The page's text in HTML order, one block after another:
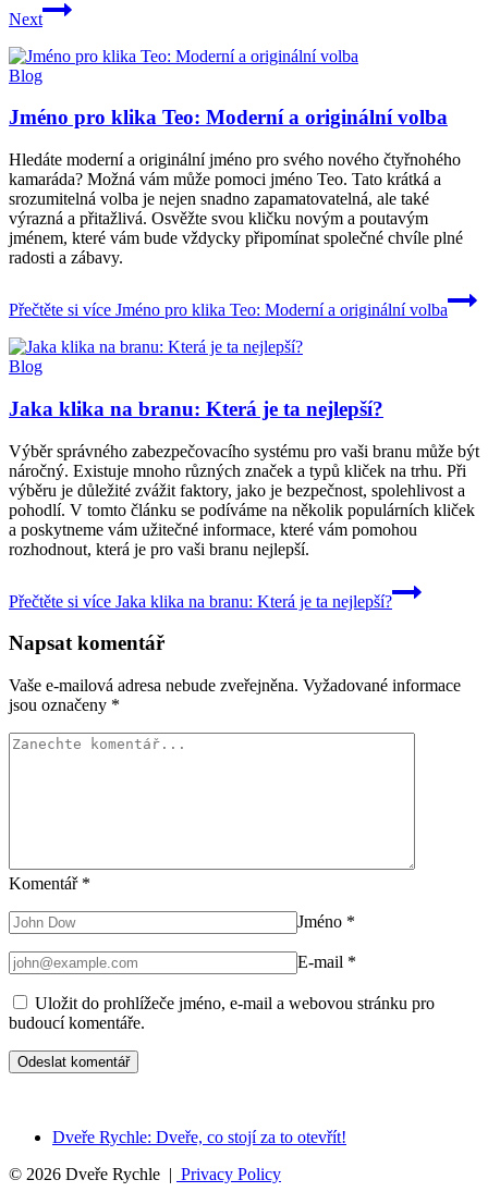
Next
Blog
Jméno pro klika Teo: Moderní a originální volba
Hledáte moderní a originální jméno pro svého nového čtyřnohého
kamaráda? Možná vám může pomoci jméno Teo. Tato krátká a
srozumitelná volba je nejen snadno zapamatovatelná, ale také
výrazná a přitažlivá. Osvěžte svou kličku novým a poutavým
jménem, které vám bude vždycky připomínat společné chvíle plné
radosti a zábavy.
Přečtěte si více Jméno pro klika Teo: Moderní a originální volba
Blog
Jaka klika na branu: Která je ta nejlepší?
Výběr správného zabezpečovacího systému pro vaši branu může být
náročný. Existuje mnoho různých značek a typů kliček na trhu. Při
výběru je důležité zvážit faktory, jako je bezpečnost, spolehlivost a
pohodlí. V tomto článku se podíváme na několik populárních kliček
a poskytneme vám užitečné informace, které vám pomohou
rozhodnout, která je pro vaši branu nejlepší.
Přečtěte si více Jaka klika na branu: Která je ta nejlepší?
Napsat komentář
Vaše e-mailová adresa nebude zveřejněna. Vyžadované informace
jsou označeny *
Komentář *
Jméno *
E-mail *
Uložit do prohlížeče jméno, e-mail a webovou stránku pro
budoucí komentáře.
Dveře Rychle: Dveře, co stojí za to otevřít!
© 2026 Dveře Rychle | Privacy Policy